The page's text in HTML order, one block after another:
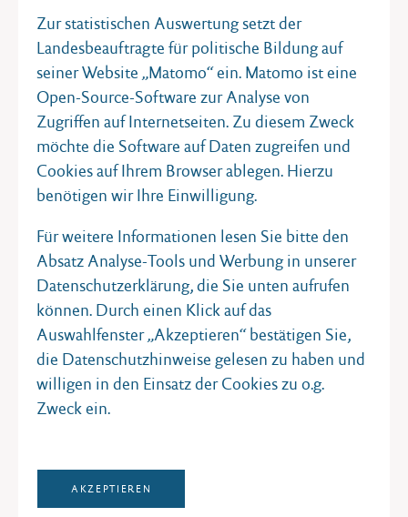
IN DEN WARENKORB
Migration?
Klare Antworten aus erster Hand
2,00 €
IN DEN WARENKORB
Politik der politischen Bildung
Zur statistischen Auswertung setzt der
Landesbeauftragte für politische Bildung auf
seiner Website „Matomo“ ein. Matomo ist eine
Open-Source-Software zur Analyse von
Zugriffen auf Internetseiten. Zu diesem Zweck
möchte die Software auf Daten zugreifen und
Cookies auf Ihrem Browser ablegen. Hierzu
benötigen wir Ihre Einwilligung.
Für weitere Informationen lesen Sie bitte den
Absatz Analyse-Tools und Werbung in unserer
Datenschutzerklärung, die Sie unten aufrufen
können. Durch einen Klick auf das
Auswahlfenster „Akzeptieren“ bestätigen Sie,
die Datenschutzhinweise gelesen zu haben und
willigen in den Einsatz der Cookies zu o.g.
Zweck ein.
AKZEPTIEREN